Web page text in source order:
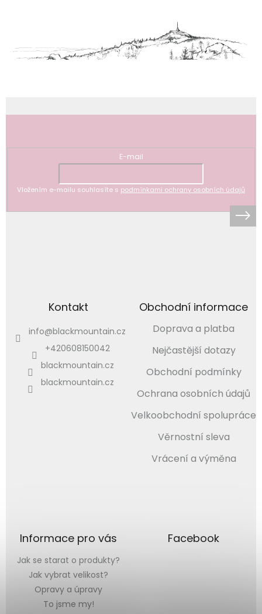
E-mail
Vložením e-mailu souhlasíte s podmínkami ochrany osobních údajů
Kontakt
info@blackmountain.cz
+420608150042
blackmountain.cz
blackmountain.cz
Obchodní informace
Doprava a platba
Nejčastější dotazy
Obchodní podmínky
Ochrana osobních údajů
Velkoobchodní spolupráce
Věrnostní sleva
Vrácení a výměna
Informace pro vás
Jak se starat o produkty?
Jak vybrat velikost?
Opravy a úpravy
To jsme my!
Facebook